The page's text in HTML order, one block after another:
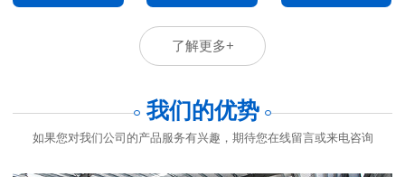
了解更多+
我们的优势
如果您对我们公司的产品服务有兴趣，期待您在线留言或来电咨询